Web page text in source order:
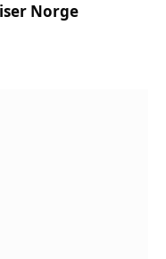
Norge